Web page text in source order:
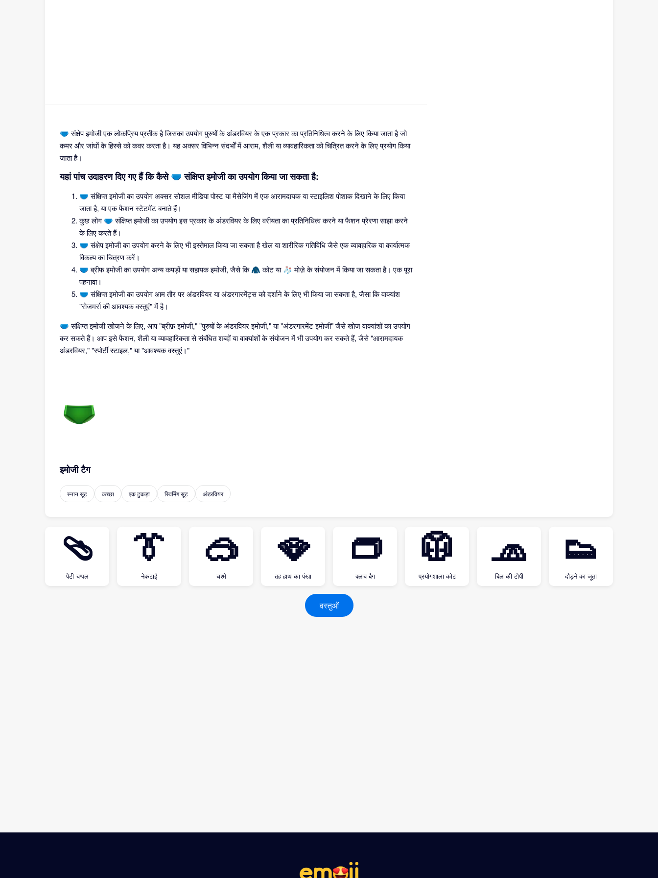
🩲 संक्षेप इमोजी एक लोकप्रिय प्रतीक है जिसका उपयोग पुरुषों के अंडरवियर के एक प्रकार का प्रतिनिधित्व करने के लिए किया जाता है जो
कमर और जांघों के हिस्से को कवर करता है। यह अक्सर विभिन्न संदर्भों में आराम, शैली या व्यावहारिकता को चित्रित करने के लिए प्रयोग किया
जाता है।
यहां पांच उदाहरण दिए गए हैं कि कैसे 🩲 संक्षिप्त इमोजी का उपयोग किया जा सकता है:
🩲 संक्षिप्त इमोजी का उपयोग अक्सर सोशल मीडिया पोस्ट या मैसेजिंग में एक आरामदायक या स्टाइलिश पोशाक दिखाने के लिए किया
जाता है, या एक फैशन स्टेटमेंट बनाते हैं।
कुछ लोग 🩲 संक्षिप्त इमोजी का उपयोग इस प्रकार के अंडरवियर के लिए वरीयता का प्रतिनिधित्व करने या फैशन प्रेरणा साझा करने
के लिए करते हैं।
🩲 संक्षेप इमोजी का उपयोग करने के लिए भी इस्तेमाल किया जा सकता है खेल या शारीरिक गतिविधि जैसे एक व्यावहारिक या कार्यात्मक
विकल्प का चित्रण करें।
🩲 ब्रीफ इमोजी का उपयोग अन्य कपड़ों या सहायक इमोजी, जैसे कि 🧥 कोट या 🧦 मोज़े के संयोजन में किया जा सकता है। एक पूरा
पहनावा।
🩲 संक्षिप्त इमोजी का उपयोग आम तौर पर अंडरवियर या अंडरगारमेंट्स को दर्शाने के लिए भी किया जा सकता है, जैसा कि वाक्यांश
"रोजमर्रा की आवश्यक वस्तुएं" में है।
🩲 संक्षिप्त इमोजी खोजने के लिए, आप "ब्रीफ़ इमोजी," "पुरुषों के अंडरवियर इमोजी," या "अंडरगारमेंट इमोजी" जैसे खोज वाक्यांशों का उपयोग
कर सकते हैं। आप इसे फैशन, शैली या व्यावहारिकता से संबंधित शब्दों या वाक्यांशों के संयोजन में भी उपयोग कर सकते हैं, जैसे "आरामदायक
अंडरवियर," "स्पोर्टी स्टाइल," या "आवश्यक वस्तुएं।"
इमोजी टैग
स्नान सूट कच्छा एक टुकड़ा स्विमिंग सूट अंडरवियर
🩴
पेटी चप्पल
👔
नेकटाई
🥽
चश्मे
🪭
तह हाथ का पंखा
👝
क्लच बैग
🥼
प्रयोगशाला कोट
🧢
बिल की टोपी
👟
दौड़ने का जूता
वस्तुओं